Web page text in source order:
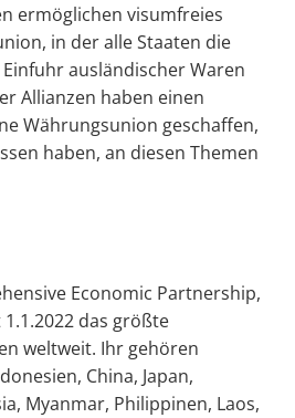
ermöglichen visumfreies
in der alle Staaten die
ausländischer Waren
Allianzen haben einen
Währungsunion geschaffen,
haben, an diesen Themen
Economic Partnership,
1.1.2022 das größte
weltweit. Ihr gehören
China, Japan,
Myanmar, Philippinen, Laos,